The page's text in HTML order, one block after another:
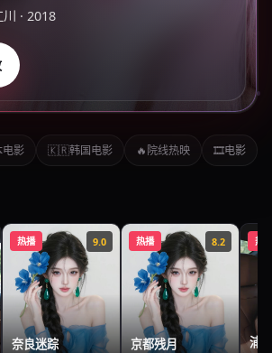
川 · 2018
影 🇰🇷韩国电影 🔥 院线热映 🎞️电影
热播 9.0
奈良迷踪
热播 8.2
京都残月
热播
浦